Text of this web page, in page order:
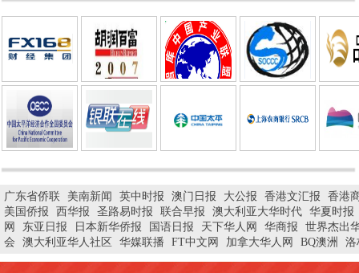
广东省侨联 美南新闻 英中时报 澳门日报 大公报 香港文汇报
香港
美国侨报
西华报 圣路易时报 联合早报 澳大利亚大华时代 华夏时报
网
东亚日报 日本新华侨报 国语日报 天下华人网 华商报
世界杰出
会
澳大利亚华人社区 华媒联播 FT中文网 加拿大华人网 BQ澳洲 洛